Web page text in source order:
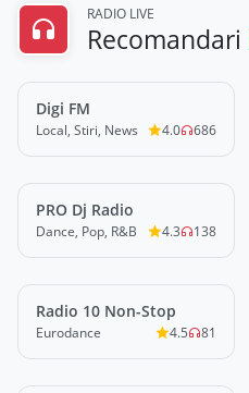
RADIO LIVE
Recomandari
LIVE
Digi FM
Local, Stiri, News 4.0 686
LIVE
PRO Dj Radio
Dance, Pop, R&B 4.3 138
LIVE
Radio 10 Non-Stop
Eurodance 4.5 81